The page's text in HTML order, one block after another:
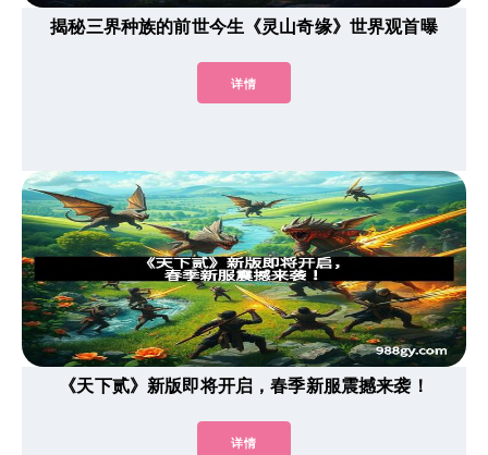
揭秘三界种族的前世今生《灵山奇缘》世界观首曝
详情
《天下贰》新版即将开启，春季新服震撼来袭！
详情